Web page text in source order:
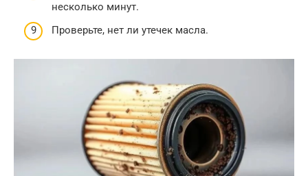
несколько минут.
Проверьте, нет ли утечек масла.